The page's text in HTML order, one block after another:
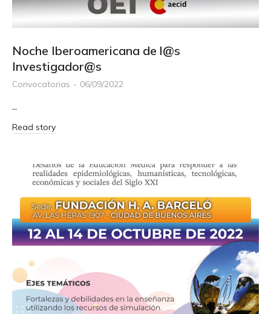
Noche Iberoamericana de l@s
Investigador@s
Convocatorias 06/09/2022
–
Read story